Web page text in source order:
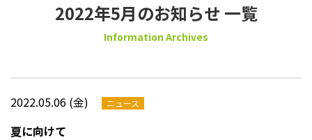
英会話教室
料金
2022年5月のお知らせ 一覧
Information Archives
2022.05.06 (金) ニュース
夏に向けて